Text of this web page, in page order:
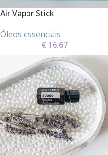
Air Vapor Stick
Óleos essenciais
€ 16.67